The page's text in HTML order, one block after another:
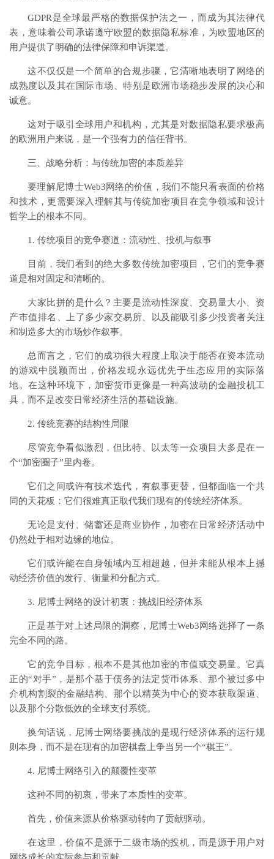
GDPR是全球最严格的数据保护法之一，而成为其法律代
表，意味着公司承诺遵守欧盟的数据隐私标准，为欧盟地区的
用户提供了明确的法律保障和申诉渠道。
这不仅仅是一个简单的合规步骤，它清晰地表明了网络的
成熟度以及其在国际市场、特别是欧洲市场稳步发展的决心和
诚意。
这对于吸引全球用户和机构，尤其是对数据隐私要求极高
的欧洲用户来说，是一个强有力的信任背书。
三、战略分析：与传统加密的本质差异
要理解尼博士Web3网络的价值，我们不能只看表面的价格
和技术，更需要深入理解其与传统加密项目在竞争领域和设计
哲学上的根本不同。
1. 传统项目的竞争赛道：流动性、投机与叙事
目前，我们看到的绝大多数传统加密项目，它们的竞争赛
道是相对固定和清晰的。
大家比拼的是什么？主要是流动性深度、交易量大小、资
产市值排名、上了多少家交易所、以及能吸引多少投资者关注
和制造多大的市场炒作叙事。
总而言之，它们的成功很大程度上取决于能否在资本流动
的游戏中脱颖而出，价格发现永远优先于生态应用的实际落
地。在这种环境下，加密货币更像是一种高波动的金融投机工
具，而不是改变日常经济生活的基础设施。
2. 传统竞赛的结构性局限
尽管竞争看似激烈，但比特、以太等一众项目大多是在一
个“加密圈子”里内卷。
它们之间或许有技术迭代，有叙事更替，但都面临一个共
同的天花板：它们很难真正取代我们现有的传统经济体系。
无论是支付、储蓄还是商业协作，加密在日常经济活动中
仍然处于相对边缘的地位。
它们或许能在自身领域内互相超越，但并未能从根本上撼
动经济价值的发行、衡量和分配方式。
3. 尼博士网络的设计初衷：挑战旧经济体系
正是基于对上述局限的洞察，尼博士Web3网络选择了一条
完全不同的路。
它的竞争目标，根本不是其他加密的市值或交易量。它真
正的“对手”，是那个基于债务的法定货币体系、那个被过多中
介机构割裂的金融结构、那个以精英为中心的资本获取渠道、
以及那个分散低效的全球支付系统。
换句话说，尼博士网络要挑战的是现行经济体系的运行规
则本身，而不是在现有的加密棋盘上争当另一个“棋王”。
4. 尼博士网络引入的颠覆性变革
这种不同的初衷，带来了本质性的变革。
首先，价值来源从价格驱动转向了贡献驱动。
在这里，价值不是源于二级市场的投机，而是源于用户对